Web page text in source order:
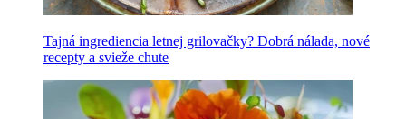
Tajná ingrediencia letnej grilovačky? Dobrá nálada, nové
recepty a svieže chute